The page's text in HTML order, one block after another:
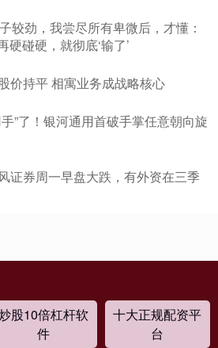
较劲，我尝尽所有卑微后，才懂：
碰硬，就彻底‘输了’
价持平 相寓业务成战略核心
”了！银河通用首破手掌任意朝向旋
证券周一早盘大跌，有外资在三季
股10倍杠杆软
件
十大正规配资平
台